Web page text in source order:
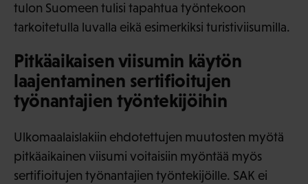
tulon Suomeen tulisi tapahtua työntekoon
tarkoitetulla luvalla eikä esimerkiksi turistiviisumilla.
Pitkäaikaisen viisumin käytön
laajentaminen sertifioitujen
työnantajien työntekijöihin
Ulkomaalaislakiin ehdotettujen muutosten myötä
pitkäaikainen viisumi voitaisiin myöntää myös
sertifioitujen työnantajien työntekijöille. SAK ei